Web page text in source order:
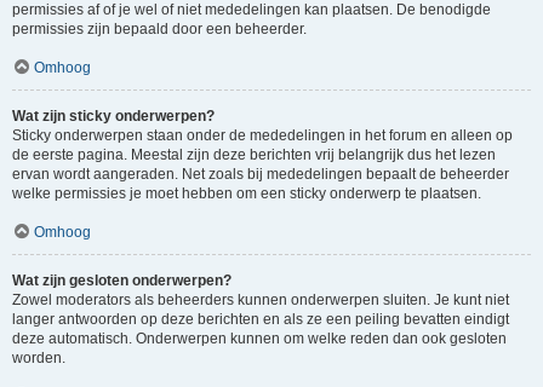
permissies af of je wel of niet mededelingen kan plaatsen. De benodigde
permissies zijn bepaald door een beheerder.
Omhoog
Wat zijn sticky onderwerpen?
Sticky onderwerpen staan onder de mededelingen in het forum en alleen op
de eerste pagina. Meestal zijn deze berichten vrij belangrijk dus het lezen
ervan wordt aangeraden. Net zoals bij mededelingen bepaalt de beheerder
welke permissies je moet hebben om een sticky onderwerp te plaatsen.
Omhoog
Wat zijn gesloten onderwerpen?
Zowel moderators als beheerders kunnen onderwerpen sluiten. Je kunt niet
langer antwoorden op deze berichten en als ze een peiling bevatten eindigt
deze automatisch. Onderwerpen kunnen om welke reden dan ook gesloten
worden.